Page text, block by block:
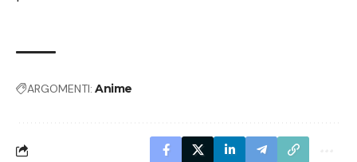
ARGOMENTI: Anime